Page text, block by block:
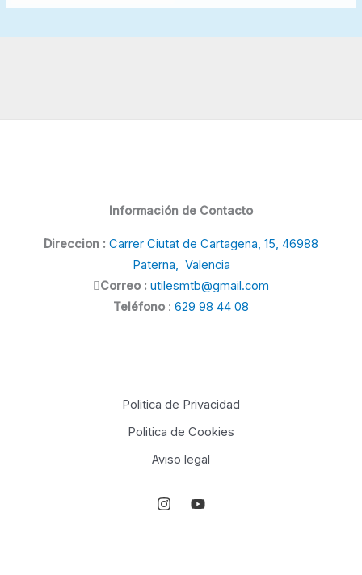
Información de Contacto
Direccion : Carrer Ciutat de Cartagena, 15, 46988
Paterna, Valencia
Correo : utilesmtb@gmail.com
Teléfono : 629 98 44 08
Politica de Privacidad
Politica de Cookies
Aviso legal